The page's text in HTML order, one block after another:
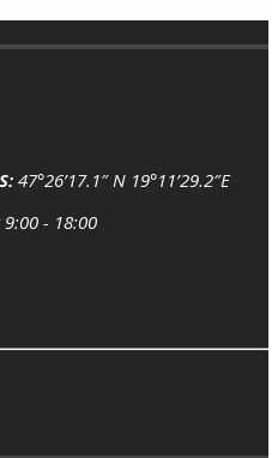
47°26’17.1″ N 19°11’29.2″E
- 18:00